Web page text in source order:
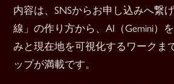
内容は、SNSからお申し込みへ繋
線」の作り方から、AI（Gemini）
みと現在地を可視化するワークま
ップが満載です。